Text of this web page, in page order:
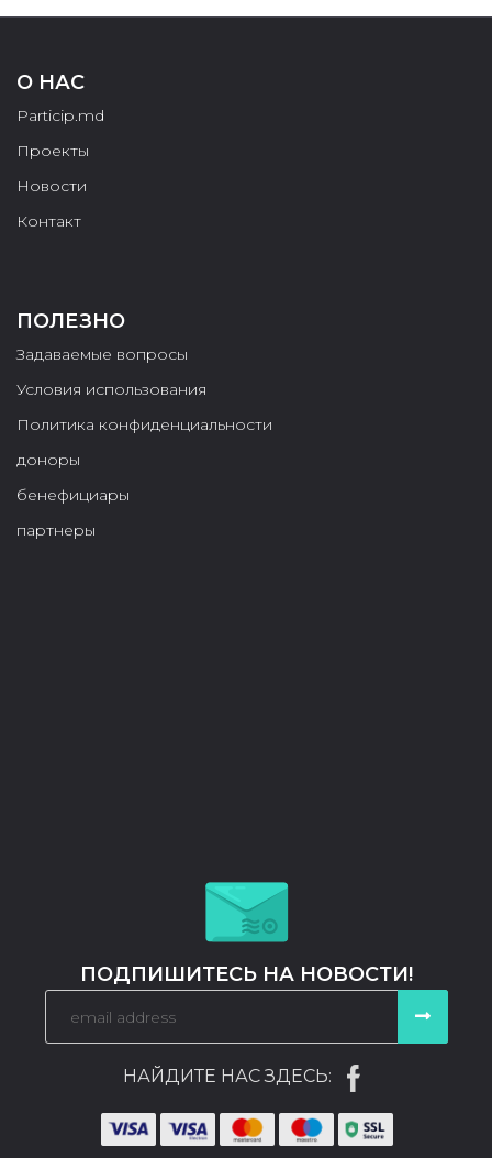
О НАС
Particip.md
Проекты
Новости
Контакт
ПОЛЕЗНО
Задаваемые вопросы
Условия использования
Политика конфиденциальности
доноры
бенефициары
партнеры
ПОДПИШИТЕСЬ НА НОВОСТИ!
НАЙДИТЕ НАС ЗДЕСЬ: